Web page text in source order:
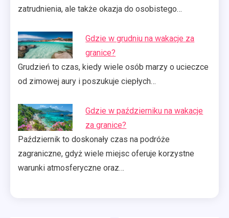
zatrudnienia, ale także okazja do osobistego…
Gdzie w grudniu na wakacje za
granice?
Grudzień to czas, kiedy wiele osób marzy o ucieczce
od zimowej aury i poszukuje ciepłych…
Gdzie w październiku na wakacje
za granice?
Październik to doskonały czas na podróże
zagraniczne, gdyż wiele miejsc oferuje korzystne
warunki atmosferyczne oraz…